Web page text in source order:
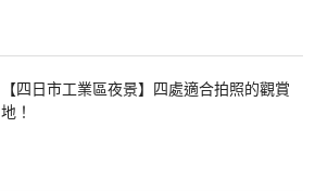
【四日市工業區夜景】四處適合拍照的觀賞
地！